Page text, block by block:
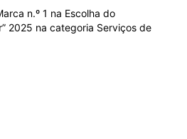
n.º 1 na Escolha do
2025 na categoria Serviços de